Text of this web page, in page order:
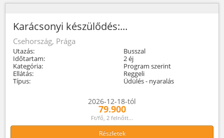
Karácsonyi készülődés:...
Csehország, Prága
Utazás:
Busszal
Időtartam:
2 éj
Kategória:
Program szerint
Ellátás:
Reggeli
Típus:
Üdülés - nyaralás
2026-12-18-tól
79.900
Ft/fő, 2 felnőtt...
Részletek